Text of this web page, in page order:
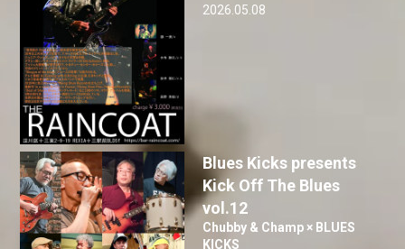
2026.05.08
Blues Kicks presents
Kick Off The Blues
vol.12
Chubby & Champ × BLUES
KICKS